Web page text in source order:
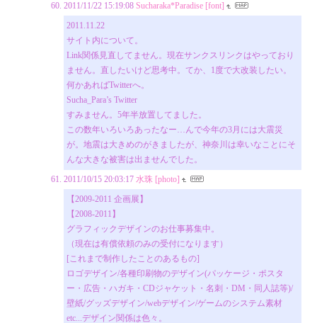
2011/11/22 15:19:08 Sucharaka*Paradise [font]
2011.11.22
サイト内について。
Link関係見直してません。現在サンクスリンクはやっており
ません。直したいけど思考中。てか、1度で大改装したい。
何かあればTwitterへ。
Sucha_Para’s Twitter
すみません。5年半放置してました。
この数年いろいろあったなー…んで今年の3月には大震災
が。地震は大きめのがきましたが、神奈川は幸いなことにそ
んな大きな被害は出ませんでした。
2011/10/15 20:03:17 水珠 [photo]
【2009-2011 企画展】
【2008-2011】
グラフィックデザインのお仕事募集中。
（現在は有償依頼のみの受付になります）
[これまで制作したことのあるもの]
ロゴデザイン/各種印刷物のデザイン(パッケージ・ポスタ
ー・広告・ハガキ・CDジャケット・名刺・DM・同人誌等)/
壁紙/グッズデザイン/webデザイン/ゲームのシステム素材
etc...デザイン関係は色々。